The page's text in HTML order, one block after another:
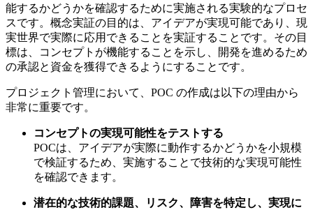
能するかどうかを確認するために実施される実験的なプロセ
スです。概念実証の目的は、アイデアが実現可能であり、現
実世界で実際に応用できることを実証することです。その目
標は、コンセプトが機能することを示し、開発を進めるため
の承認と資金を獲得できるようにすることです。
プロジェクト管理において、POC の作成は以下の理由から
非常に重要です。
コンセプトの実現可能性をテストする
POCは、アイデアが実際に動作するかどうかを小規模
で検証するため、実施することで技術的な実現可能性
を確認できます。
潜在的な技術的課題、リスク、障害を特定し、実現に